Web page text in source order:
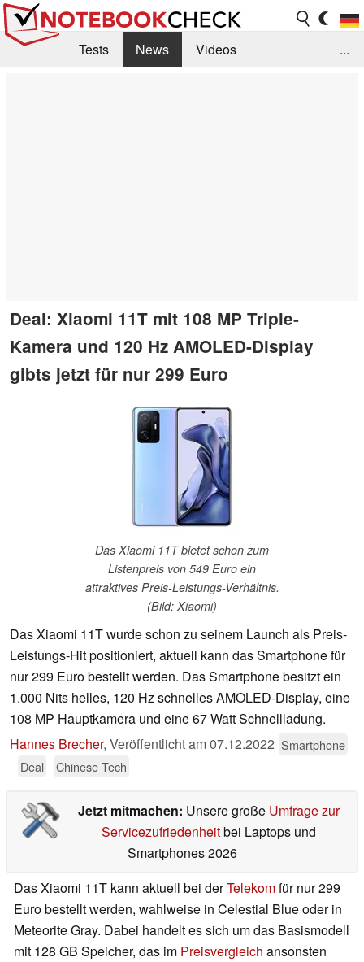
Tests News
Videos
...
Deal: Xiaomi 11T mit 108 MP Triple-
Kamera und 120 Hz AMOLED-Display
gibts jetzt für nur 299 Euro
Das Xiaomi 11T bietet schon zum
Listenpreis von 549 Euro ein
attraktives Preis-Leistungs-Verhältnis.
(Bild: Xiaomi)
Das Xiaomi 11T wurde schon zu seinem Launch als Preis-
Leistungs-Hit positioniert, aktuell kann das Smartphone für
nur 299 Euro bestellt werden. Das Smartphone besitzt ein
1.000 Nits helles, 120 Hz schnelles AMOLED-Display, eine
108 MP Hauptkamera und eine 67 Watt Schnellladung.
Hannes Brecher, Veröffentlicht am07.12.2022 Smartphone
Deal
Chinese Tech
Jetzt mitmachen: Unsere große Umfrage zur
Servicezufriedenheitbei Laptops und
Smartphones 2026
Das Xiaomi 11T kann aktuell bei derTelekomfür nur 299
Euro bestellt werden, wahlweise in Celestial Blue oder in
Meteorite Gray. Dabei handelt es sich um das Basismodell
mit 128 GB Speicher, das im Preisvergleich ansonsten